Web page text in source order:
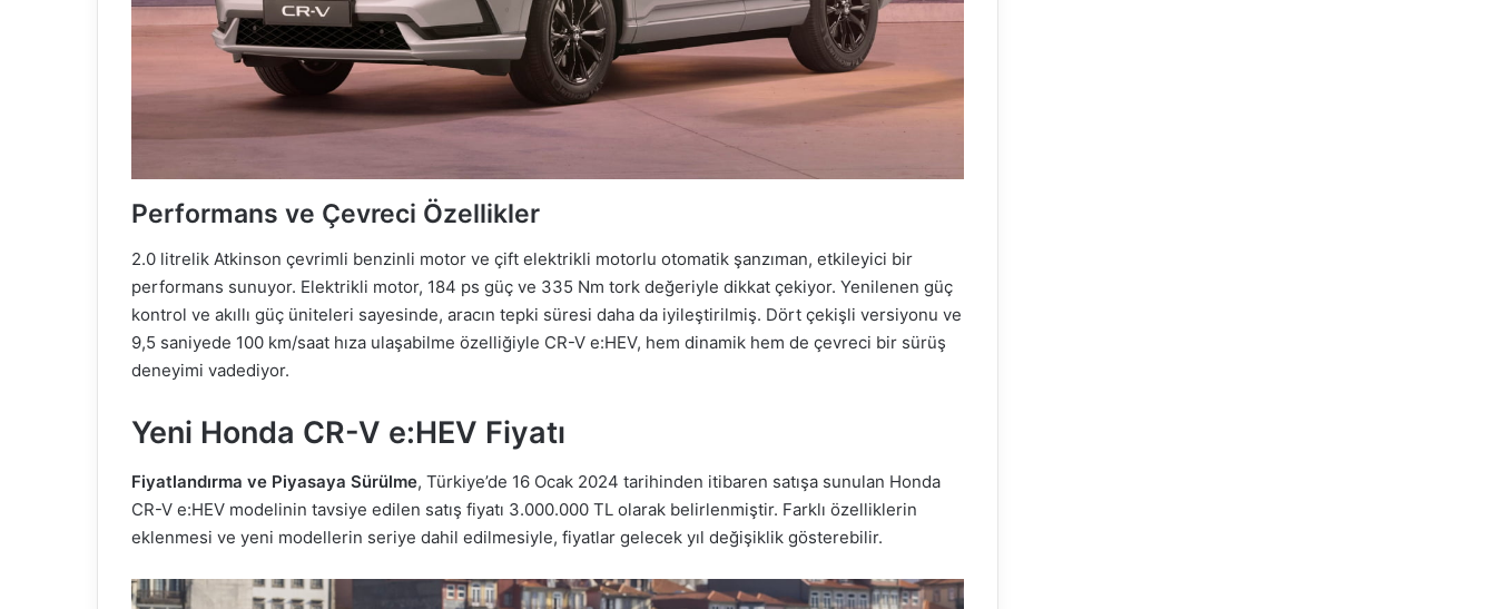
Performans ve Çevreci Özellikler
2.0 litrelik Atkinson çevrimli benzinli motor ve çift elektrikli motorlu otomatik şanzıman, etkileyici bir
performans sunuyor. Elektrikli motor, 184 ps güç ve 335 Nm tork değeriyle dikkat çekiyor. Yenilenen güç
kontrol ve akıllı güç üniteleri sayesinde, aracın tepki süresi daha da iyileştirilmiş. Dört çekişli versiyonu ve
9,5 saniyede 100 km/saat hıza ulaşabilme özelliğiyle CR-V e:HEV, hem dinamik hem de çevreci bir sürüş
deneyimi vadediyor.
Yeni Honda CR-V e:HEV Fiyatı
Fiyatlandırma ve Piyasaya Sürülme, Türkiye’de 16 Ocak 2024 tarihinden itibaren satışa sunulan Honda
CR-V e:HEV modelinin tavsiye edilen satış fiyatı 3.000.000 TL olarak belirlenmiştir. Farklı özelliklerin
eklenmesi ve yeni modellerin seriye dahil edilmesiyle, fiyatlar gelecek yıl değişiklik gösterebilir.